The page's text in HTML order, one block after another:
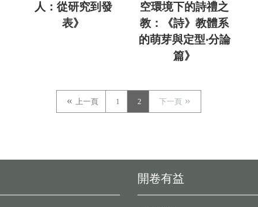
人：從研究到發
表》
空環境下的詩禮之
教：《詩》教體系
的萌芽與定型‧分論
篇》
上一頁 1 2 下一頁
開卷有益